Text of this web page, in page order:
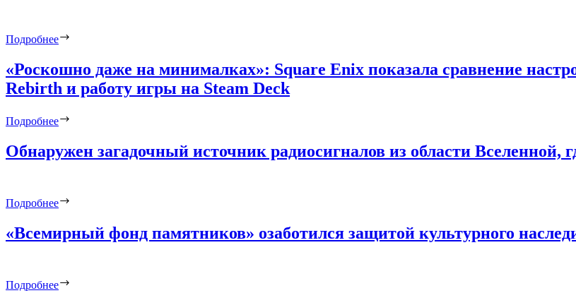
Подробнее
«Роскошно даже на минималках»: Square Enix показала сравнение
Rebirth и работу игры на Steam Deck
Подробнее
Обнаружен загадочный источник радиосигналов из области Вселенной,
Подробнее
«Всемирный фонд памятников» озаботился защитой культурного
Подробнее